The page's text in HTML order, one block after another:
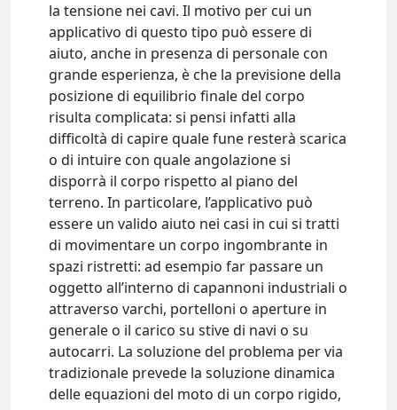
la tensione nei cavi. Il motivo per cui un
applicativo di questo tipo può essere di
aiuto, anche in presenza di personale con
grande esperienza, è che la previsione della
posizione di equilibrio finale del corpo
risulta complicata: si pensi infatti alla
difficoltà di capire quale fune resterà scarica
o di intuire con quale angolazione si
disporrà il corpo rispetto al piano del
terreno. In particolare, l’applicativo può
essere un valido aiuto nei casi in cui si tratti
di movimentare un corpo ingombrante in
spazi ristretti: ad esempio far passare un
oggetto all’interno di capannoni industriali o
attraverso varchi, portelloni o aperture in
generale o il carico su stive di navi o su
autocarri. La soluzione del problema per via
tradizionale prevede la soluzione dinamica
delle equazioni del moto di un corpo rigido,